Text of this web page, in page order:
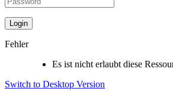
Fehler
Es ist nicht erlaubt diese
Switch to Desktop Version